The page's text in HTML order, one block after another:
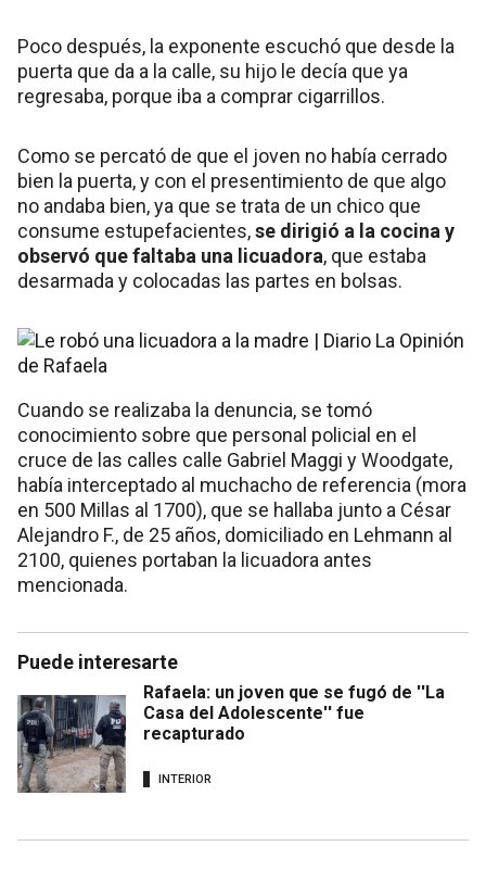
Poco después, la exponente escuchó que desde la
puerta que da a la calle, su hijo le decía que ya
regresaba, porque iba a comprar cigarrillos.
Como se percató de que el joven no había cerrado
bien la puerta, y con el presentimiento de que algo
no andaba bien, ya que se trata de un chico que
consume estupefacientes,se dirigió a la cocina y
observó que faltaba una licuadora, que estaba
desarmada y colocadas las partes en bolsas.
Cuando se realizaba la denuncia, se tomó
conocimiento sobre que personal policial en el
cruce de las calles calle Gabriel Maggi y Woodgate,
había interceptado al muchacho de referencia (mora
en 500 Millas al 1700), que se hallaba junto a César
Alejandro F., de 25 años, domiciliado en Lehmann al
2100, quienes portaban la licuadora antes
mencionada.
Puede interesarte
Rafaela: un joven que se fugó de ''La
Casa del Adolescente'' fue
recapturado
INTERIOR